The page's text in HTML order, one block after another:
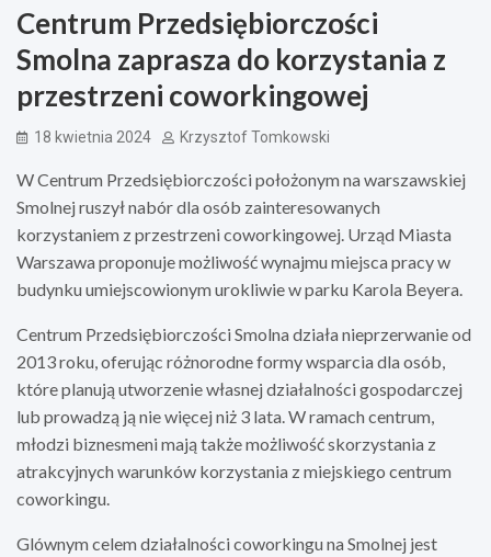
Centrum Przedsiębiorczości
Smolna zaprasza do korzystania z
przestrzeni coworkingowej
18 kwietnia 2024 Krzysztof Tomkowski
W Centrum Przedsiębiorczości położonym na warszawskiej
Smolnej ruszył nabór dla osób zainteresowanych
korzystaniem z przestrzeni coworkingowej. Urząd Miasta
Warszawa proponuje możliwość wynajmu miejsca pracy w
budynku umiejscowionym urokliwie w parku Karola Beyera.
Centrum Przedsiębiorczości Smolna działa nieprzerwanie od
2013 roku, oferując różnorodne formy wsparcia dla osób,
które planują utworzenie własnej działalności gospodarczej
lub prowadzą ją nie więcej niż 3 lata. W ramach centrum,
młodzi biznesmeni mają także możliwość skorzystania z
atrakcyjnych warunków korzystania z miejskiego centrum
coworkingu.
Glównym celem działalności coworkingu na Smolnej jest